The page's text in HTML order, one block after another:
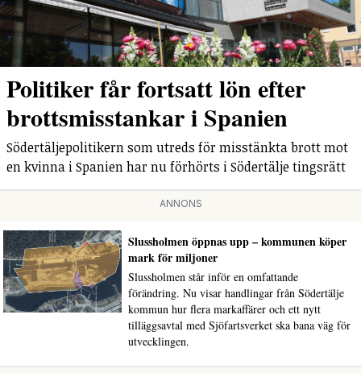
Politiker får fortsatt lön efter
brottsmisstankar i Spanien
Södertäljepolitikern som utreds för misstänkta brott mot
en kvinna i Spanien har nu förhörts i Södertälje tingsrätt
ANNONS
Slussholmen öppnas upp – kommunen köper
mark för miljoner
Slussholmen står inför en omfattande
förändring. Nu visar handlingar från Södertälje
kommun hur flera markaffärer och ett nytt
tilläggsavtal med Sjöfartsverket ska bana väg för
utvecklingen.